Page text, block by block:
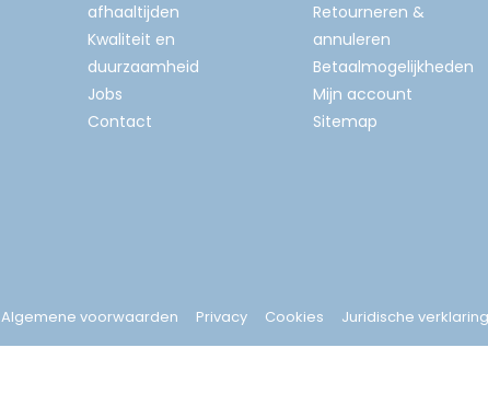
afhaaltijden
Kwaliteit en
duurzaamheid
Jobs
Contact
Retourneren &
annuleren
Betaalmogelijkheden
Mijn account
Sitemap
Algemene voorwaarden Privacy Cookies Juridische verklaring